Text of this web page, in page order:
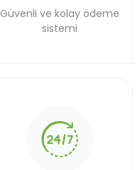
Güvenli ve kolay ödeme
sistemi